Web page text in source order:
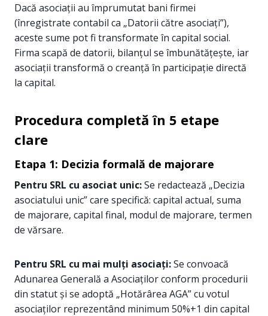
Dacă asociații au împrumutat bani firmei
(înregistrate contabil ca „Datorii către asociați”),
aceste sume pot fi transformate în capital social.
Firma scapă de datorii, bilanțul se îmbunătățește, iar
asociații transformă o creanță în participație directă
la capital.
Procedura completă în 5 etape
clare
Etapa 1: Decizia formală de majorare
Pentru SRL cu asociat unic:Se redactează „Decizia
asociatului unic” care specifică: capital actual, suma
de majorare, capital final, modul de majorare, termen
de vărsare.
Pentru SRL cu mai mulți asociați:Se convoacă
Adunarea Generală a Asociaților conform procedurii
din statut și se adoptă „Hotărârea AGA” cu votul
asociaților reprezentând minimum 50%+1 din capital